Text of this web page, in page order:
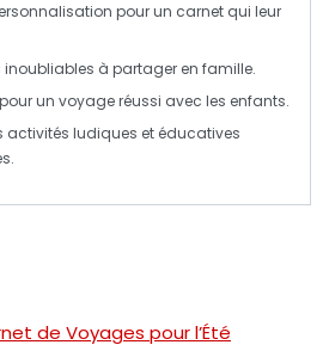
pour un carnet qui leur
inoubliables à partager en famille.
un voyage réussi avec les enfants.
activités ludiques et éducatives
de Voyages pour l’Été